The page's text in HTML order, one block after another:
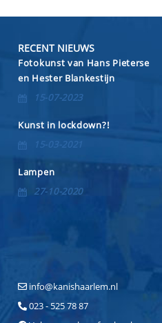
RECENT NIEUWS
Fotokunst van Hans Pieterse
en Hester Blankestijn
15-07-2023
Kunst in lockdown?!
15-03-2021
Lampen
27-10-2020
info@kanishaarlem.nl
023 - 525 78 87